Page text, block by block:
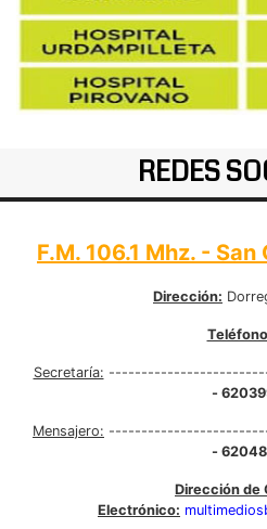
REDES
F.M. 106.1 Mhz. -
Dirección:
Secretaría:
-
Mensajero:
-
Dirección de
Electrónico: